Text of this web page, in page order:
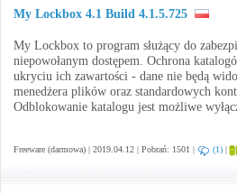
My Lockbox 4.1 Build 4.1.5.725
My Lockbox to program służący do
niepowołanym dostępem. Ochrona
ukryciu ich zawartości - dane nie będą
menedżera plików oraz standardowych
Odblokowanie katalogu jest możliwe
Freeware (darmowa) | 2019.04.12 | Pobrań: 1501 | (1) |